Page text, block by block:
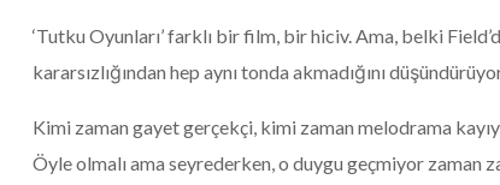
‘Tutku Oyunları’ farklı bir film, bir hiciv. Ama, belki
kararsızlığından hep aynı tonda akmadığını
Kimi zaman gayet gerçekçi, kimi zaman melodrama
Öyle olmalı ama seyrederken, o duygu geçmiyor zaman